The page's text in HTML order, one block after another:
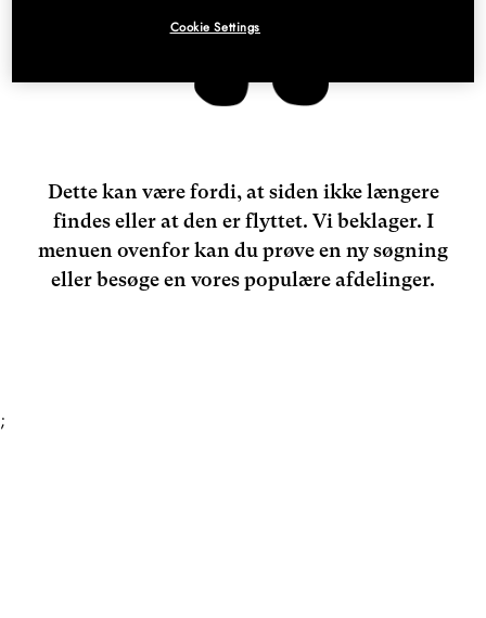
Dette kan være fordi, at siden ikke længere
findes eller at den er flyttet. Vi beklager. I
menuen ovenfor kan du prøve en ny søgning
eller besøge en vores populære afdelinger.
;
Cookie Settings